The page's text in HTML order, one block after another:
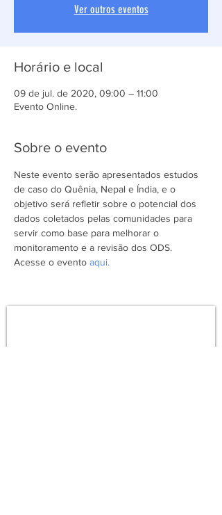
Ver outros eventos
Horário e local
09 de jul. de 2020, 09:00 – 11:00
Evento Online.
Sobre o evento
Neste evento serão apresentados estudos
de caso do Quênia, Nepal e Índia, e o
objetivo será refletir sobre o potencial dos
dados coletados pelas comunidades para
servir como base para melhorar o
monitoramento e a revisão dos ODS.
Acesse o evento aqui.